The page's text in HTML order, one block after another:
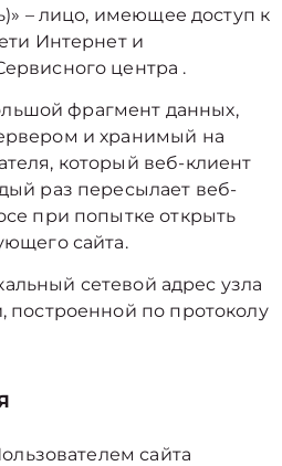
– лицо, имеющее доступ к
Интернет и
центра .
фрагмент данных,
и хранимый на
который веб-клиент
раз пересылает веб-
при попытке открыть
сайта.
сетевой адрес узла
построенной по протоколу
сайта